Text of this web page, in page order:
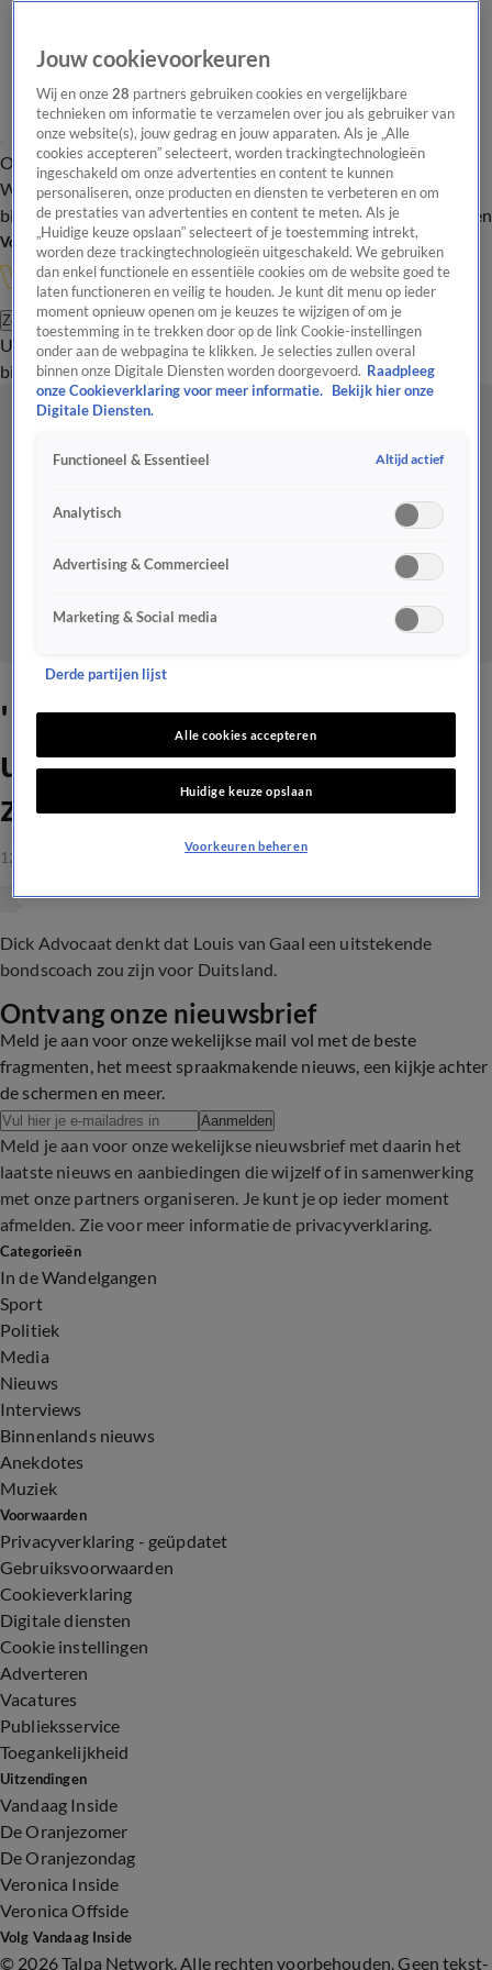
Overzicht Onze programma's Uitzendingen Onze gezichten
In de
WandelgangenInterviewsUitzending
bijwonenPodcastShopVeelgestelde vragenKijkersvraag insturen
Volg Vandaag Inside
Zoeken
UitzendingenVandaag InsideDe OranjezomerShopUitzending
bijwonen
'Ik denk dat Van Gaal een
uitstekende bondscoach zou
zijn voor Duitsland'
12 sep 2023, 15:02
Dick Advocaat denkt dat Louis van Gaal een uitstekende
bondscoach zou zijn voor Duitsland.
Ontvang onze nieuwsbrief
Meld je aan voor onze wekelijkse mail vol met de beste
fragmenten, het meest spraakmakende nieuws, een kijkje achter
de schermen en meer.
Aanmelden
Meld je aan voor onze wekelijkse nieuwsbrief met daarin het
laatste nieuws en aanbiedingen die wijzelf of in samenwerking
met onze partners organiseren. Je kunt je op ieder moment
afmelden. Zie voor meer informatie de privacyverklaring.
Categorieën
In de Wandelgangen
Sport
Politiek
Media
Nieuws
Interviews
Binnenlands nieuws
Anekdotes
Muziek
Voorwaarden
Privacyverklaring - geüpdatet
Gebruiksvoorwaarden
Cookieverklaring
Digitale diensten
Cookie instellingen
Adverteren
Vacatures
Publieksservice
Toegankelijkheid
Uitzendingen
Vandaag Inside
De Oranjezomer
De Oranjezondag
Veronica Inside
Veronica Offside
Volg Vandaag Inside
© 2026 Talpa Network. Alle rechten voorbehouden. Geen tekst-
Jouw cookievoorkeuren
Wij en onze28 partners gebruiken cookies en vergelijkbare
technieken om informatie te verzamelen over jou als gebruiker van
onze website(s), jouw gedrag en jouw apparaten. Als je „Alle
cookies accepteren” selecteert, worden trackingtechnologieën
ingeschakeld om onze advertenties en content te kunnen
personaliseren, onze producten en diensten te verbeteren en om
de prestaties van advertenties en content te meten. Als je
„Huidige keuze opslaan” selecteert of je toestemming intrekt,
worden deze trackingtechnologieën uitgeschakeld. We gebruiken
dan enkel functionele en essentiële cookies om de website goed te
laten functioneren en veilig te houden. Je kunt dit menu op ieder
moment opnieuw openen om je keuzes te wijzigen of om je
toestemming in te trekken door op de link Cookie-instellingen
onder aan de webpagina te klikken. Je selecties zullen overal
binnen onze Digitale Diensten worden doorgevoerd. Raadpleeg
onze Cookieverklaring voor meer informatie.
Bekijk hier onze
Digitale Diensten.
Functioneel & Essentieel Altijd actief
Analytisch
Advertising & Commercieel
Marketing & Social media
Derde partijen lijst
Alle cookies accepteren
Huidige keuze opslaan
Voorkeuren beheren